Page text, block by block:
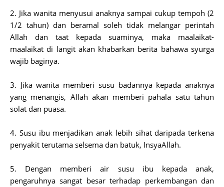
2. Jika wanita menyusui anaknya sampai cukup tempoh (2
1/2 tahun) dan beramal soleh tidak melangar perintah
Allah dan taat kepada suaminya, maka maalaikat-
maalaikat di langit akan khabarkan berita bahawa syurga
wajib baginya.
3. Jika wanita memberi susu badannya kepada anaknya
yang menangis, Allah akan memberi pahala satu tahun
solat dan puasa.
4. Susu ibu menjadikan anak lebih sihat daripada terkena
penyakit terutama selsema dan batuk, InsyaAllah.
5. Dengan memberi air susu ibu kepada anak,
pengaruhnya sangat besar terhadap perkembangan dan